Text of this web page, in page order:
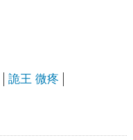
詭王 微疼